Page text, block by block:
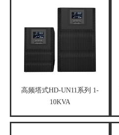
高频塔式HD-UN11系列 1-
10KVA